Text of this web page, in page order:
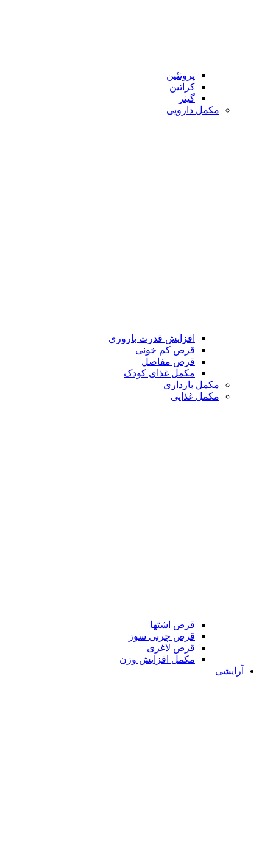
پروتئین
کراتین
گینر
مکمل دارویی
افزایش قدرت باروری
قرص کم خونی
قرص مفاصل
مکمل غذای کودک
مکمل بارداری
مکمل غذایی
قرص اشتها
قرص چربی سوز
قرص لاغری
مکمل افزایش وزن
آرایشی